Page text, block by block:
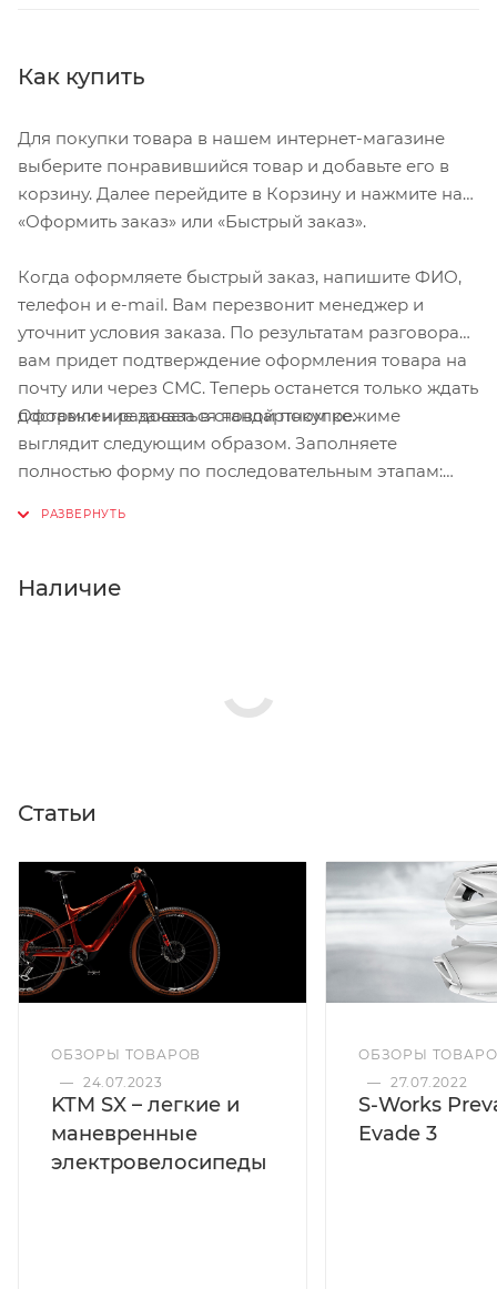
Как купить
Для покупки товара в нашем интернет-магазине
выберите понравившийся товар и добавьте его в
корзину. Далее перейдите в Корзину и нажмите на
«Оформить заказ» или «Быстрый заказ».
Когда оформляете быстрый заказ, напишите ФИО,
телефон и e-mail. Вам перезвонит менеджер и
уточнит условия заказа. По результатам разговора
вам придет подтверждение оформления товара на
почту или через СМС. Теперь останется только ждать
доставки и радоваться новой покупке.
Оформление заказа в стандартном режиме
выглядит следующим образом. Заполняете
полностью форму по последовательным этапам:
Нажмите кнопку «Оформить заказ».
Наличие
Статьи
ОБЗОРЫ ТОВАРОВ
— 24.07.2023
KTM SX – легкие и
маневренные
электровелосипеды
ОБЗОРЫ
— 27.07.2022
S-Works
Evade 3